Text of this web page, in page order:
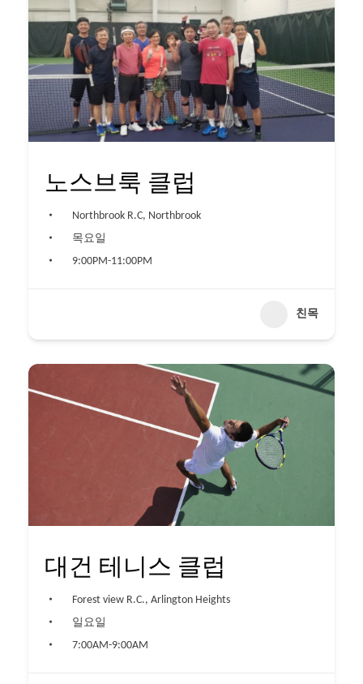
노스브룩 클럽
Northbrook R.C, Northbrook
목요일
9:00PM-11:00PM
친목
대건 테니스 클럽
Forest view R.C., Arlington Heights
일요일
7:00AM-9:00AM